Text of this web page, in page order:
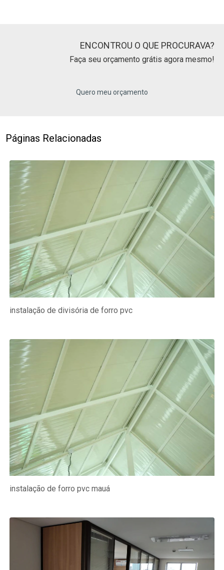
ENCONTROU O QUE PROCURAVA?
Faça seu orçamento grátis agora mesmo!
Quero meu orçamento
Páginas Relacionadas
instalação de divisória de forro pvc
instalação de forro pvc mauá